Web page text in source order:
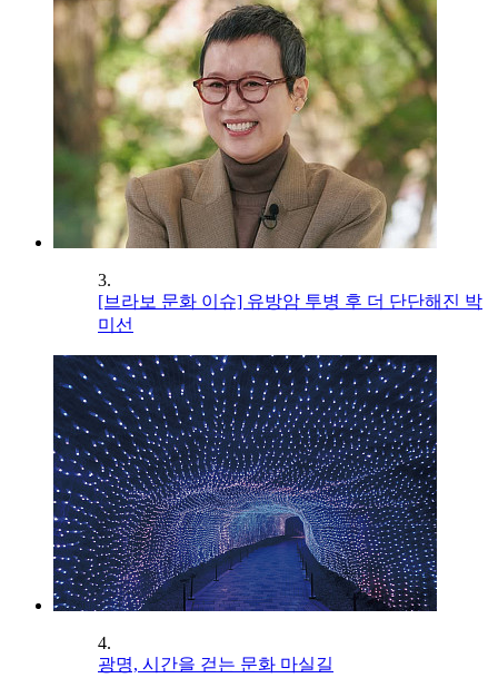
3.
[브라보 문화 이슈] 유방암 투병 후 더 단단해진 박
미선
4.
광명, 시간을 걷는 문화 마실길